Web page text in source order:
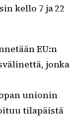
kello 7 ja 22
EU:n
jonka
unionin
tilapäistä